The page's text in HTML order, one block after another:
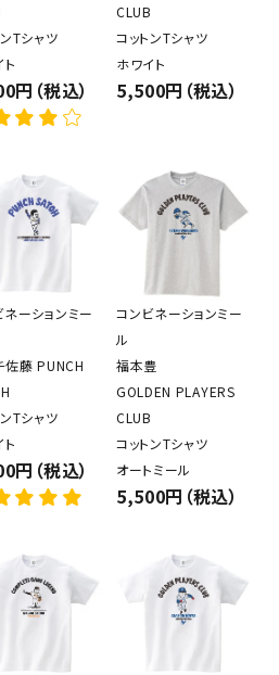
Tシャツ
円（税込）
CLUB
コットンTシャツ
ホワイト
5,500円（税込）
ネーションミー
佐藤 PUNCH
Tシャツ
円（税込）
コンビネーションミー
ル
福本豊
GOLDEN PLAYERS
CLUB
コットンTシャツ
オートミール
5,500円（税込）